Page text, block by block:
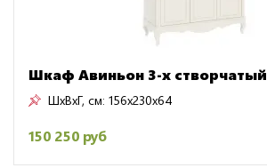
Шкаф Авиньон 3-х створчатый
ШxВxГ, см: 156x230x64
150 250 руб